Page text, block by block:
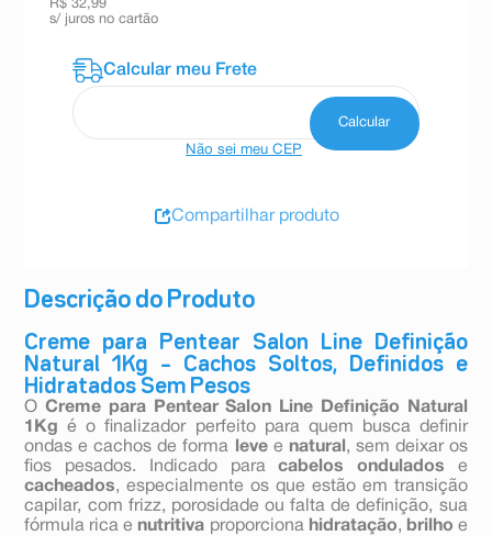
Descrição do Produto
Creme para Pentear Salon Line Definição
Natural 1Kg – Cachos Soltos, Definidos e
Hidratados Sem Pesos
OCreme para Pentear Salon Line Definição Natural
1Kg é o finalizador perfeito para quem busca definir
ondas e cachos de forma
levee natural , sem deixar os
fios pesados. Indicado paracabelos ondulados e
cacheados, especialmente os que estão em transição
capilar, com frizz, porosidade ou falta de definição, sua
fórmula rica e nutritiva proporciona hidratação, brilho e
R$ 32,99
s/ juros no cartão
Não sei meu CEP
Compartilhar produto